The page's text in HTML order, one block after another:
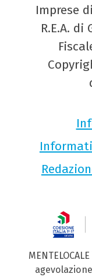
Imprese
R.E.A. di